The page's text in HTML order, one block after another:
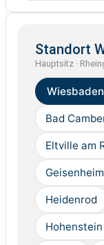
Standort
Hauptsitz ·
Wiesbaden
Bad
Eltville am
Geisenheim
Heidenrod